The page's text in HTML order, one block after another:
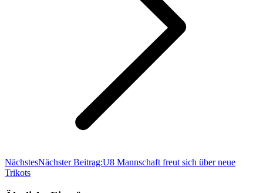
NächstesNächster Beitrag:U8 Mannschaft freut sich über neue
Trikots